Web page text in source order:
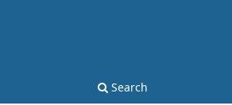
Search